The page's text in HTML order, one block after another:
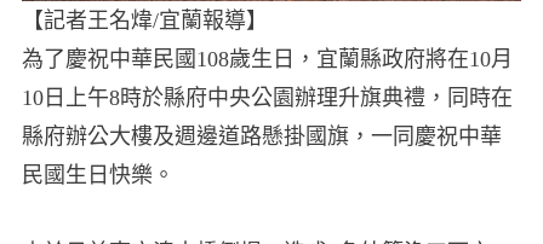
【記者王名煒/宜蘭報導】
為了慶祝中華民國108歲生日，宜蘭縣政府將在10月
10日上午8時於縣府中央公園辦理升旗典禮，同時在
縣府辦公大樓及週邊道路懸掛國旗，一同慶祝中華
民國生日快樂。